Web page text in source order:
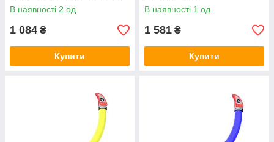
В наявності 2 од.
1 084 ₴
Купити
В наявності 1 од.
1 581 ₴
Купити